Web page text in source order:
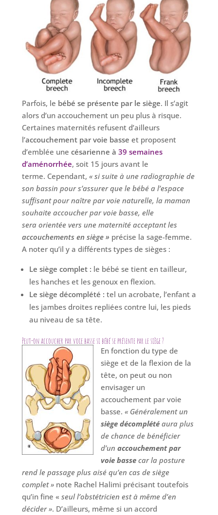
Parfois, le bébé se présente par le siège. Il s’agit
alors d’un accouchement un peu plus à risque.
Certaines maternités refusent d’ailleurs
l’accouchement par voie basse et proposent
d’emblée une césarienne à 39 semaines
d’aménorrhée, soit 15 jours avant le
terme. Cependant, « si suite à une radiographie de
son bassin pour s’assurer que le bébé a l’espace
suffisant pour naître par voie naturelle, la maman
souhaite accoucher par voie basse, elle
sera orientée vers une maternité acceptant les
accouchements en siège » précise la sage-femme.
A noter qu’il y a différents types de sièges :
Le siège complet : le bébé se tient en tailleur,
les hanches et les genoux en flexion.
Le siège décomplété : tel un acrobate, l’enfant a
les jambes droites repliées contre lui, les pieds
au niveau de sa tête.
Peut-on accoucher par voie basse si bébé se présente par le siège ?
En fonction du type de
siège et de la flexion de la
tête, on peut ou non
envisager un
accouchement par voie
basse. « Généralement un
siège décomplétéaura plus
de chance de bénéficier
d’un accouchement par
voie bassecar la posture
rend le passage plus aisé qu’en cas de siège
complet »note Rachel Halimi précisant toutefois
qu’in fine « seul l’obstétricien est à même d’en
décider ». D’ailleurs, même si un accord